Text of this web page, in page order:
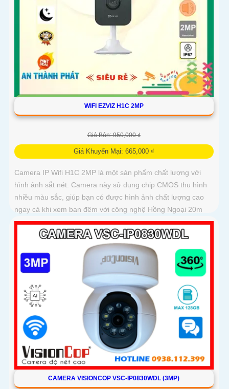
WIFI EZVIZ H1C 2MP
Giá Bán: 950,000 ₫
Giá Khuyến Mại: 665,000 ₫
Camera IP Wifi H1C 2MP là một sản phẩm chất lượng với
hình ảnh sắt nét. Camera này sử dụng chip CMOS thu hình
nhiều màu sắc, giúp bạn có được hình ảnh chất lượng cao
ngay cả khi xem ban đêm với công nghệ Hồng Ngoại 20m
CAMERA VISIONCOP VSC-IP0830WDL (3MP)